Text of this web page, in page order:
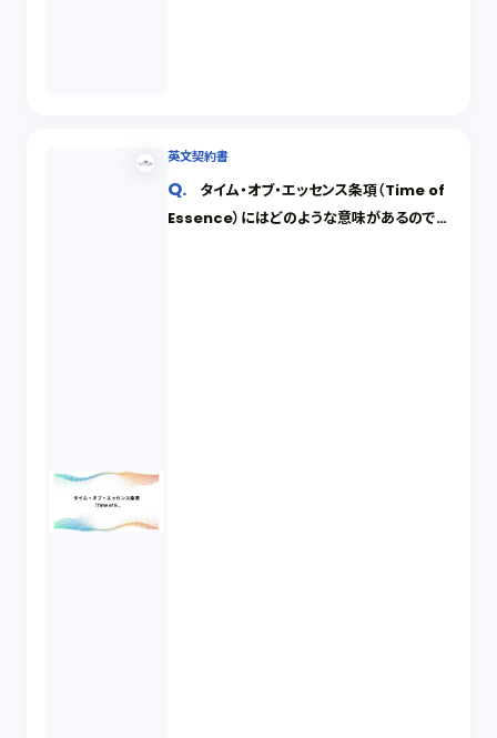
英文契約書
タイム・オブ・エッセンス条項（Time of
Essence）にはどのような意味があるのです